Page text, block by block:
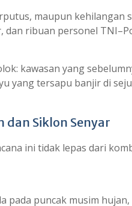
maupun kehilangan
dan ribuan personel
kawasan yang
yang tersapu banjir di
dan Siklon Senyar
ini tidak lepas dari
pada puncak musim hujan,